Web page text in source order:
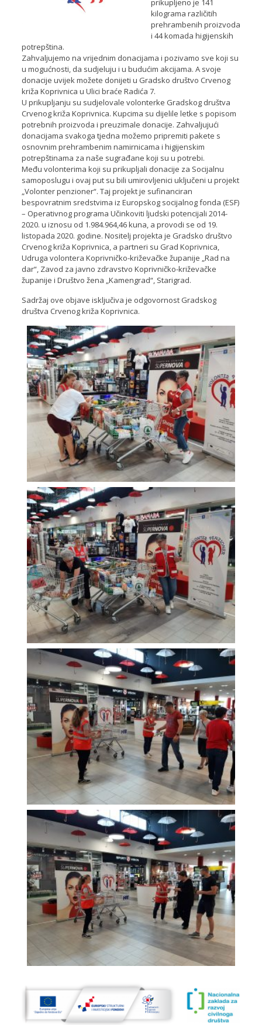
prikupljeno je 141
kilograma različitih
prehrambenih proizvoda
i 44 komada higijenskih
potrepština.
Zahvaljujemo na vrijednim donacijama i pozivamo sve koji su
u mogućnosti, da sudjeluju i u budućim akcijama. A svoje
donacije uvijek možete donijeti u Gradsko društvo Crvenog
križa Koprivnica u Ulici braće Radića 7.
U prikupljanju su sudjelovale volonterke Gradskog društva
Crvenog križa Koprivnica. Kupcima su dijelile letke s popisom
potrebnih proizvoda i preuzimale donacije. Zahvaljujući
donacijama svakoga tjedna možemo pripremiti pakete s
osnovnim prehrambenim namirnicama i higijenskim
potrepštinama za naše sugrađane koji su u potrebi.
Među volonterima koji su prikupljali donacije za Socijalnu
samoposlugu i ovaj put su bili umirovljenici uključeni u projekt
„Volonter penzioner“. Taj projekt je sufinanciran
bespovratnim sredstvima iz Europskog socijalnog fonda (ESF)
– Operativnog programa Učinkoviti ljudski potencijali 2014-
2020. u iznosu od 1.984.964,46 kuna, a provodi se od 19.
listopada 2020. godine. Nositelj projekta je Gradsko društvo
Crvenog križa Koprivnica, a partneri su Grad Koprivnica,
Udruga volontera Koprivničko-križevačke županije „Rad na
dar“, Zavod za javno zdravstvo Koprivničko-križevačke
županije i Društvo žena „Kamengrad“, Starigrad.
Sadržaj ove objave isključiva je odgovornost Gradskog
društva Crvenog križa Koprivnica.